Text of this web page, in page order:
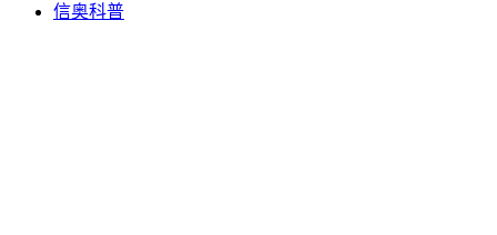
信奥科普